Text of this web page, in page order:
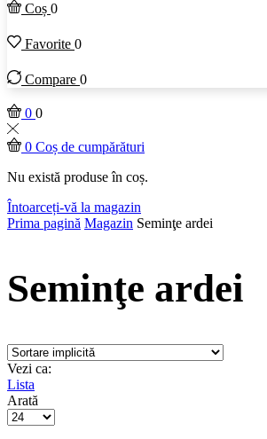
Coș 0
Favorite 0
Compare 0
0 0
0 Coș de cumpărături
Nu există produse în coș.
Întoarceți-vă la magazin
Prima pagină Magazin Seminţe ardei
Seminţe ardei
Vezi ca:
Lista
Arată
Produse